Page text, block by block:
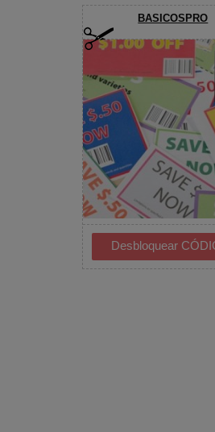
BASICOSPRO